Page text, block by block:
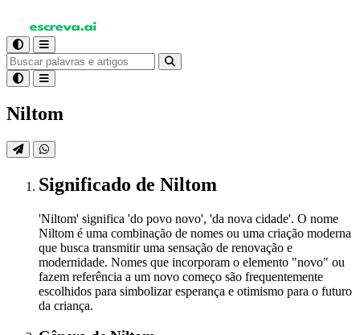
Niltom
Significado de Niltom
'Niltom' significa 'do povo novo', 'da nova cidade'. O nome
Niltom é uma combinação de nomes ou uma criação moderna
que busca transmitir uma sensação de renovação e
modernidade. Nomes que incorporam o elemento "novo" ou
fazem referência a um novo começo são frequentemente
escolhidos para simbolizar esperança e otimismo para o futuro
da criança.